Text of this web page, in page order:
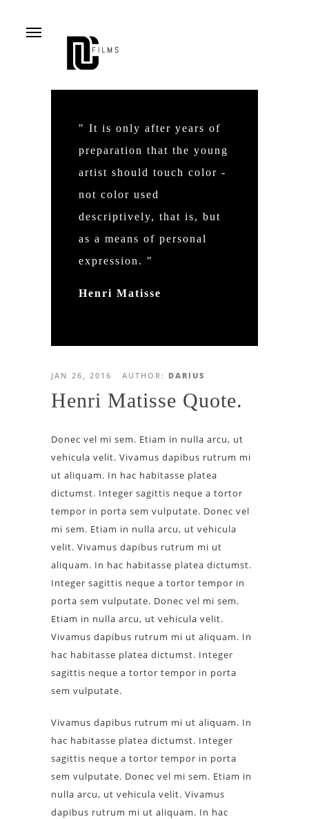
" It is only after years of
preparation that the young
artist should touch color -
not color used
descriptively, that is, but
as a means of personal
expression. "
Henri Matisse
JAN 26, 2016 AUTHOR: DARIUS
Henri Matisse Quote.
Donec vel mi sem. Etiam in nulla arcu, ut
vehicula velit. Vivamus dapibus rutrum mi
ut aliquam. In hac habitasse platea
dictumst. Integer sagittis neque a tortor
tempor in porta sem vulputate. Donec vel
mi sem. Etiam in nulla arcu, ut vehicula
velit. Vivamus dapibus rutrum mi ut
aliquam. In hac habitasse platea dictumst.
Integer sagittis neque a tortor tempor in
porta sem vulputate. Donec vel mi sem.
Etiam in nulla arcu, ut vehicula velit.
Vivamus dapibus rutrum mi ut aliquam. In
hac habitasse platea dictumst. Integer
sagittis neque a tortor tempor in porta
sem vulputate.
Vivamus dapibus rutrum mi ut aliquam. In
hac habitasse platea dictumst. Integer
sagittis neque a tortor tempor in porta
sem vulputate. Donec vel mi sem. Etiam in
nulla arcu, ut vehicula velit. Vivamus
dapibus rutrum mi ut aliquam. In hac